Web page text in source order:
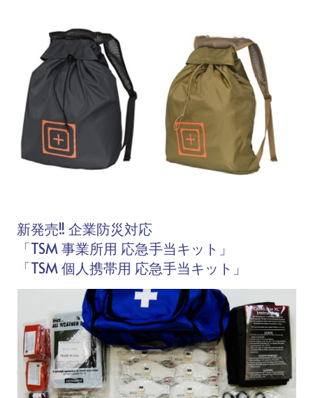
新発売!! 企業防災対応
「TSM 事業所用 応急手当キット」
「TSM 個人携帯用 応急手当キット」